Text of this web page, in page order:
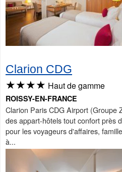
Clarion CDG
★★★★ Haut de gamme
ROISSY-EN-FRANCE
Clarion Paris CDG Airport (Groupe
des appart-hôtels tout confort près
pour les voyageurs d'affaires,
à...